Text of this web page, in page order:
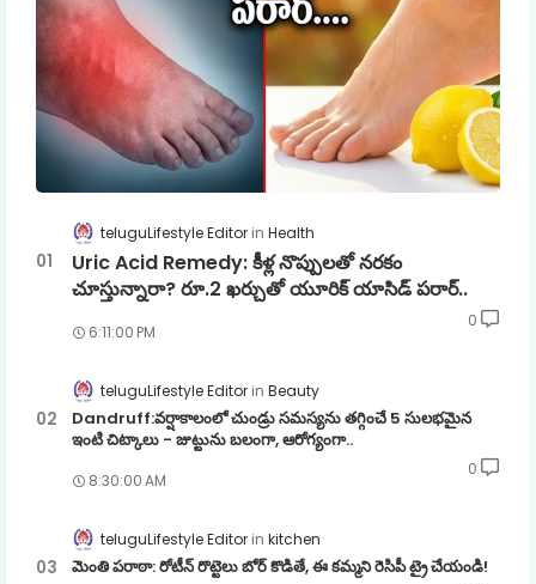
teluguLifestyle Editor Health
Uric Acid Remedy: కీళ్ల నొప్పులతో నరకం
చూస్తున్నారా? రూ.2 ఖర్చుతో యూరిక్ యాసిడ్ పరార్..
6:11:00 PM
0
teluguLifestyle Editor Beauty
Dandruff:వర్షాకాలంలో చుండ్రు సమస్యను తగ్గించే 5 సులభమైన
ఇంటి చిట్కాలు - జుట్టును బలంగా, ఆరోగ్యంగా..
8:30:00 AM
0
teluguLifestyle Editor kitchen
మెంతి పరాఠా: రోటీన్ రొట్టెలు బోర్ కొడితే, ఈ కమ్మని రెసిపీ ట్రై చేయండి!